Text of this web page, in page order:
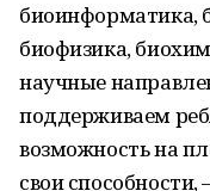
биоинформатика,
биофизика,
научные
поддерживаем
возможность на
свои